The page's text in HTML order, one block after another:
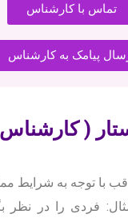
تماس با کارشناس
پیامک به کارشناس
(
با توجه به شرایط
فردی را در نظر